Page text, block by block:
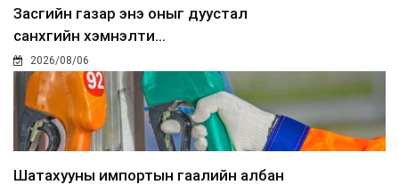
Засгийн газар энэ оныг дуустал
санхүүгийн хэмнэлти...
2026/08/06
Шатахууны импортын гаалийн албан